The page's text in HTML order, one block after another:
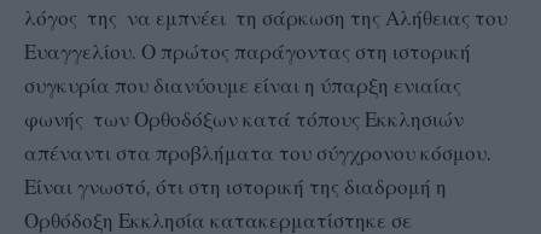
λόγος της να εμπνέει τη σάρκωση της Αλήθειας του
Ευαγγελίου. Ο πρώτος παράγοντας στη ιστορική
συγκυρία που διανύουμε είναι η ύπαρξη ενιαίας
φωνής των Ορθοδόξων κατά τόπους Εκκλησιών
απέναντι στα προβλήματα του σύγχρονου κόσμου.
Είναι γνωστό, ότι στη ιστορική της διαδρομή η
Ορθόδοξη Εκκλησία κατακερματίστηκε σε